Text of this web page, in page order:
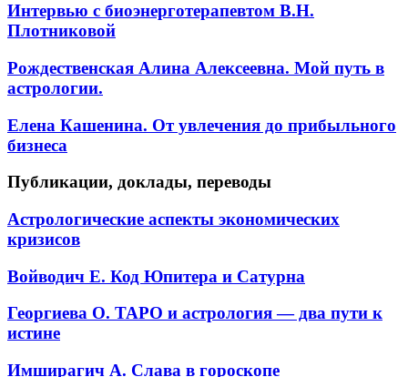
Интервью с биоэнерготерапевтом В.Н.
Плотниковой
Рождественская Алина Алексеевна. Мой путь в
астрологии.
Елена Кашенина. От увлечения до прибыльного
бизнеса
Публикации, доклады, переводы
Астрологические аспекты экономических
кризисов
Войводич Е. Код Юпитера и Сатурна
Георгиева О. ТАРО и астрология — два пути к
истине
Имширагич А. Слава в гороскопе